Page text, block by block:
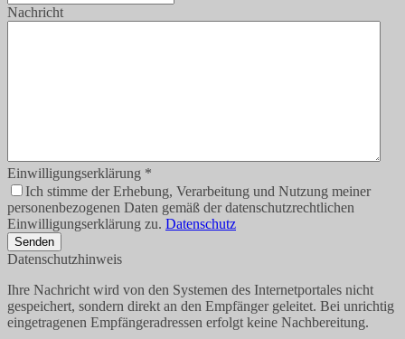
Nachricht
Einwilligungserklärung *
Ich stimme der Erhebung, Verarbeitung und Nutzung meiner
personenbezogenen Daten gemäß der datenschutzrechtlichen
Einwilligungserklärung zu. Datenschutz
Senden
Datenschutzhinweis
Ihre Nachricht wird von den Systemen des Internetportales nicht
gespeichert, sondern direkt an den Empfänger geleitet. Bei unrichtig
eingetragenen Empfängeradressen erfolgt keine Nachbereitung.